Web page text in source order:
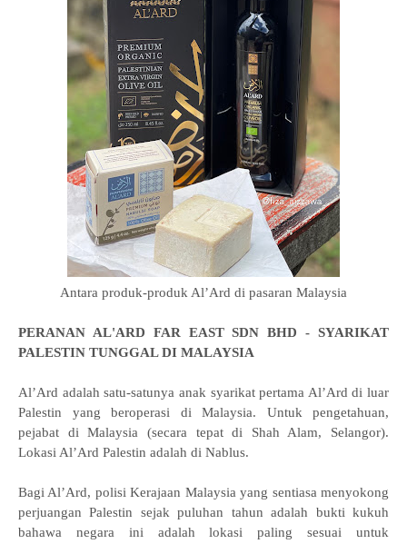
Antara produk-produk Al’Ard di pasaran Malaysia
PERANAN AL'ARD FAR EAST SDN BHD - SYARIKAT
PALESTIN TUNGGAL DI MALAYSIA
Al’Ard adalah satu-satunya anak syarikat pertama Al’Ard di luar
Palestin yang beroperasi di Malaysia. Untuk pengetahuan,
pejabat di Malaysia (secara tepat di Shah Alam, Selangor).
Lokasi Al’Ard Palestin adalah di Nablus.
Bagi Al’Ard, polisi Kerajaan Malaysia yang sentiasa menyokong
perjuangan Palestin sejak puluhan tahun adalah bukti kukuh
bahawa negara ini adalah lokasi paling sesuai untuk